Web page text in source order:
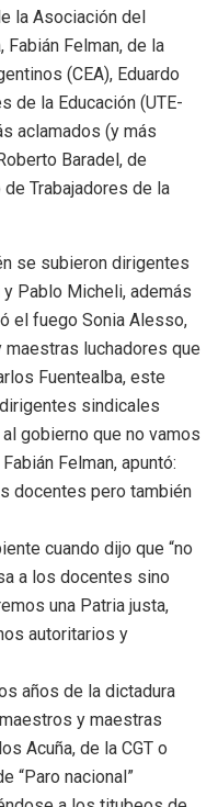
la Asociación del
Felman, de la
(CEA), Eduardo
de la Educación (UTE-
aclamados (y más
Baradel, de
Trabajadores de la
se subieron dirigentes
Pablo Micheli, además
el fuego Sonia Alesso,
luchadores que
Fuentealba, este
sindicales
gobierno que no vamos
Felman, apuntó:
docentes pero también
cuando dijo que “no
a los docentes sino
una Patria justa,
autoritarios y
años de la dictadura
y maestras
Acuña, de la CGT o
“Paro nacional”